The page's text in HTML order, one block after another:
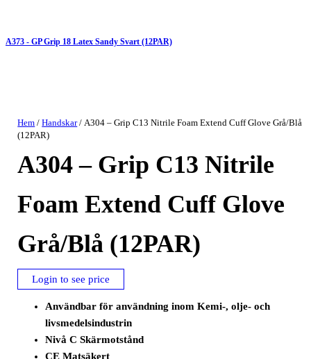
A373 - GP Grip 18 Latex Sandy Svart (12PAR)
Hem /Handskar/ A304 – Grip C13 Nitrile Foam Extend Cuff Glove Grå/Blå
(12PAR)
A304 – Grip C13 Nitrile
Foam Extend Cuff Glove
Grå/Blå (12PAR)
Login to see price
Användbar för användning inom Kemi-, olje- och
livsmedelsindustrin
Nivå C Skärmotstånd
CE Matsäkert